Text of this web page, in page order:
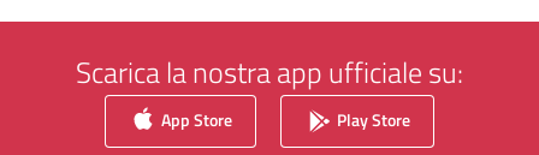
Scarica la nostra app ufficiale su:
App Store Play Store